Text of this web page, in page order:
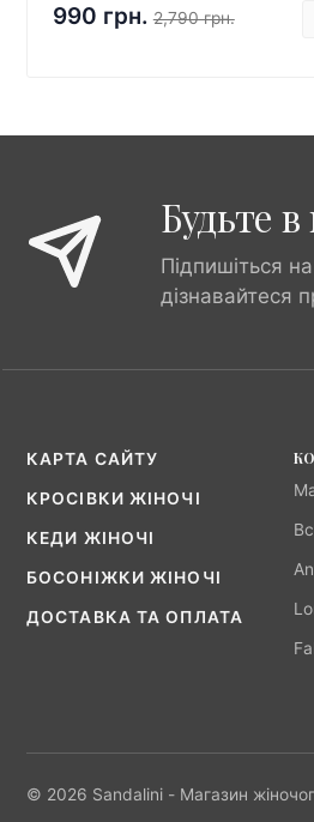
990 грн. 2,790 грн.
Будьте в
Підпишіться
дізнавайтеся
КАРТА САЙТУ
КРОСІВКИ ЖІНОЧІ
КЕДИ ЖІНОЧІ
БОСОНІЖКИ ЖІНОЧІ
ДОСТАВКА ТА ОПЛАТА
© 2026 Sandalini - Магазин